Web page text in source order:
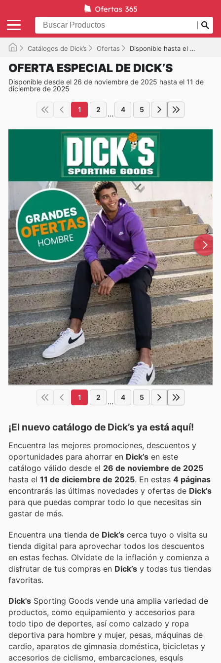
Catálogos de Dick’s Ofertas Disponible hasta el 11/12/2025
OFERTA ESPECIAL DE DICK’S
Disponible desde el 26 de noviembre de 2025 hasta el 11 de
diciembre de 2025
1 2 ... 4 5
1 2 ... 4 5
¡El nuevo catálogo de Dick’s ya está aquí!
Encuentra las mejores promociones, descuentos y
oportunidades para ahorrar en Dick’s en este
catálogo válido desde el 26 de noviembre de 2025
hasta el 11 de diciembre de 2025 . En estas 4 páginas
encontrarás las últimas novedades y ofertas de Dick’s
para que puedas comprar todo lo que necesitas sin
gastar de más.
Encuentra una tienda de Dick’s cerca tuyo o visita su
tienda digital para aprovechar todos los descuentos
en estas fechas. Olvídate de la inflación y comienza a
disfrutar de tus compras en Dick’s y todas tus tiendas
favoritas.
Dick's Sporting Goods vende una amplia variedad de
productos, como equipamiento y accesorios para
todo tipo de deportes, así como calzado y ropa
deportiva para hombre y mujer, pesas, máquinas de
cardio, aparatos de gimnasia doméstica, bicicletas y
accesorios de ciclismo, embarcaciones, esquís